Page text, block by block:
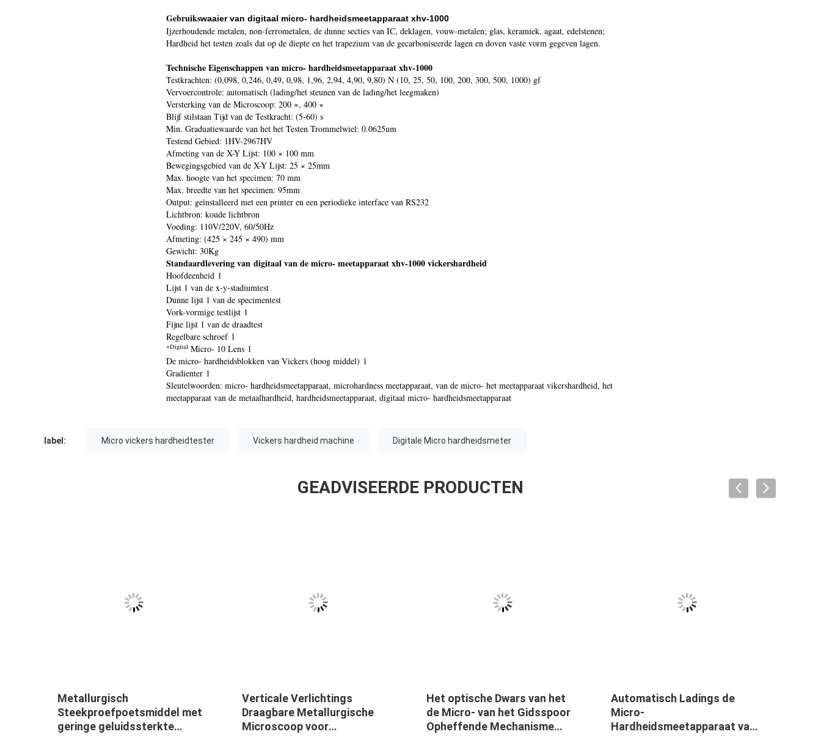
Gebruikswaaier van digitaal micro- hardheidsmeetapparaat xhv-1000
Ijzerhoudende metalen, non-ferrometalen, de dunne secties van IC, deklagen, vouw-metalen; glas, keramiek, agaat, edelstenen;
Hardheid het testen zoals dat op de diepte en het trapezium van de gecarboniseerde lagen en doven vaste vorm gegeven lagen.
Technische Eigenschappen van micro- hardheidsmeetapparaat xhv-1000
Testkrachten: (0,098, 0,246, 0,49, 0,98, 1,96, 2,94, 4,90, 9,80) N (10, 25, 50, 100, 200, 300, 500, 1000) gf
Vervoercontrole: automatisch (lading/het steunen van de lading/het leegmaken)
Versterking van de Microscoop: 200 ×, 400 ×
Blijf stilstaan Tijd van de Testkracht: (5-60) s
Min. Graduatiewaarde van het het Testen Trommelwiel: 0.0625um
Testend Gebied: 1HV-2967HV
Afmeting van de X-Y Lijst: 100 × 100 mm
Bewegingsgebied van de X-Y Lijst: 25 × 25mm
Max. hoogte van het specimen: 70 mm
Max. breedte van het specimen: 95mm
Output: geïnstalleerd met een printer en een periodieke interface van RS232
Lichtbron: koude lichtbron
Voeding: 110V/220V, 60/50Hz
Afmeting: (425 × 245 × 490) mm
Gewicht: 30Kg
Standaardlevering van digitaal van de micro- meetapparaat xhv-1000 vickershardheid
Hoofdeenheid 1
Lijst 1 van de x-y-stadiumtest
Dunne lijst 1 van de specimentest
Vork-vormige testlijst 1
Fijne lijst 1 van de draadtest
Regelbare schroef 1
×Digital Micro- 10 Lens 1
De micro- hardheidsblokken van Vickers (hoog middel) 1
Gradienter 1
Sleutelwoorden: micro- hardheidsmeetapparaat, microhardness meetapparaat, van de micro- het meetapparaat vikershardheid, het
meetapparaat van de metaalhardheid, hardheidsmeetapparaat, digitaal micro- hardheidsmeetapparaat
label: Micro vickers hardheidtester Vickers hardheid machine Digitale Micro hardheidsmeter
GEADVISEERDE PRODUCTEN
Metallurgisch
Steekproefpoetsmiddel met
geringe geluidssterkte
Verticale Verlichtings
Draagbare Metallurgische
Microscoop voor
Het optische Dwars van het
de Micro- van het Gidsspoor
Opheffende Mechanisme
Automatisch Ladings de
Micro-
Hardheidsmeetapparaat van